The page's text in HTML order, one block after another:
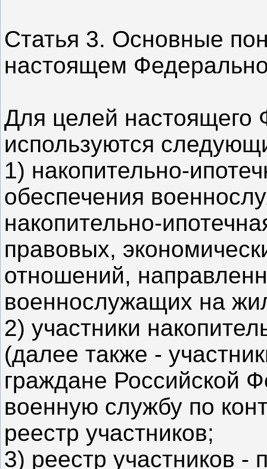
Статья 3. Основные
настоящем
Для целей настоящего
используются
1) накопительно-
обеспечения
накопительно-
правовых,
отношений,
военнослужащих на
2) участники
(далее также -
граждане Российской
военную службу по
реестр участников;
3) реестр участников -